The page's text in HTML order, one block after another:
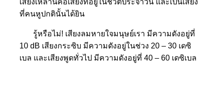
ที่คนหูปกตินั้นได้ยิน
รู้หรือไม่! เสียงลมหายใจมนุษย์เรา มีความดังอยู่ที่
10 dB เสียงกระซิบ มีความดังอยู่ในช่วง 20 – 30 เดซิ
เบล และเสียงพูดทั่วไป มีความดังอยู่ที่ 40 – 60 เดซิเบล